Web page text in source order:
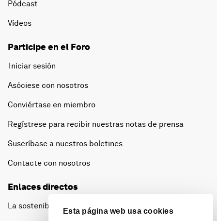
Esta página web usa cookies
Pódcast
Vídeos
Participe en el Foro
Iniciar sesión
Asóciese con nosotros
Conviértase en miembro
Regístrese para recibir nuestras notas de prensa
Suscríbase a nuestros boletines
Contacte con nosotros
Enlaces directos
La sostenibilidad en el Foro